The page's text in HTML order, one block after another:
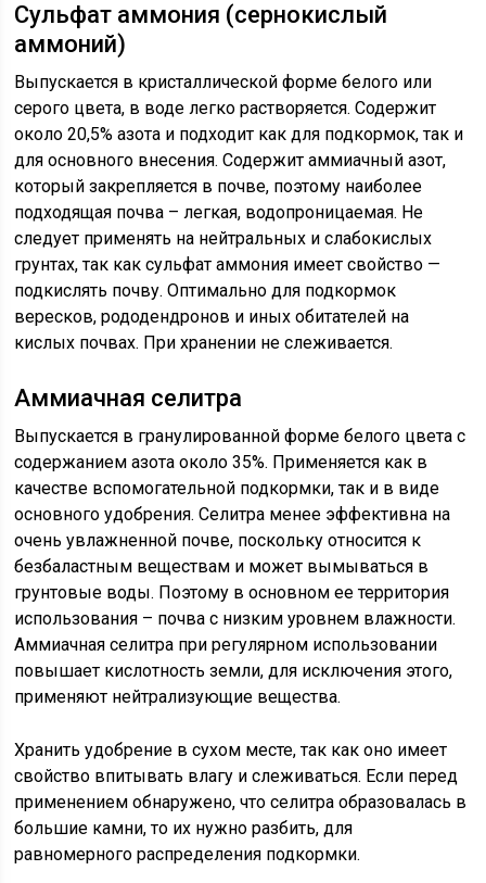
Сульфат аммония (сернокислый
аммоний)
Выпускается в кристаллической форме белого или
серого цвета, в воде легко растворяется. Содержит
около 20,5% азота и подходит как для подкормок, так и
для основного внесения. Содержит аммиачный азот,
который закрепляется в почве, поэтому наиболее
подходящая почва – легкая, водопроницаемая. Не
следует применять на нейтральных и слабокислых
грунтах, так как сульфат аммония имеет свойство —
подкислять почву. Оптимально для подкормок
вересков, рододендронов и иных обитателей на
кислых почвах. При хранении не слеживается.
Аммиачная селитра
Выпускается в гранулированной форме белого цвета с
содержанием азота около 35%. Применяется как в
качестве вспомогательной подкормки, так и в виде
основного удобрения. Селитра менее эффективна на
очень увлажненной почве, поскольку относится к
безбаластным веществам и может вымываться в
грунтовые воды. Поэтому в основном ее территория
использования – почва с низким уровнем влажности.
Аммиачная селитра при регулярном использовании
повышает кислотность земли, для исключения этого,
применяют нейтрализующие вещества.
Хранить удобрение в сухом месте, так как оно имеет
свойство впитывать влагу и слеживаться. Если перед
применением обнаружено, что селитра образовалась в
большие камни, то их нужно разбить, для
равномерного распределения подкормки.